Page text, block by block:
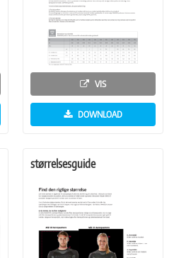
VIS
DOWNLOAD
størrelsesguide